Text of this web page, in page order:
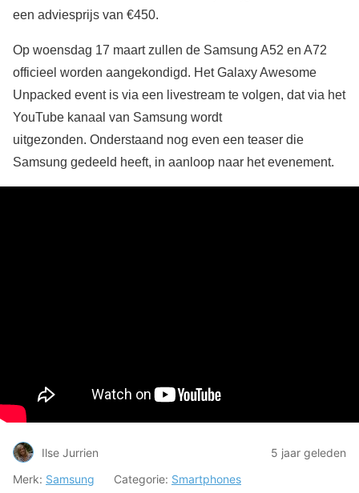
een adviesprijs van €450.
Op woensdag 17 maart zullen de Samsung A52 en A72
officieel worden aangekondigd. Het Galaxy Awesome
Unpacked event is via een livestream te volgen, dat via het
YouTube kanaal van Samsung wordt
uitgezonden. Onderstaand nog even een teaser die
Samsung gedeeld heeft, in aanloop naar het evenement.
Ilse Jurrien
5 jaar geleden
Merk: Samsung Categorie: Smartphones